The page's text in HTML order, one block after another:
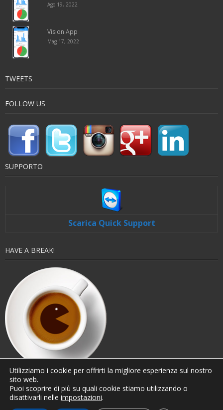
Ago 19, 2022
Vision App
Mag 17, 2022
TWEETS
FOLLOW US
SUPPORTO
Scarica Quick Support
HAVE A BREAK!
© 2025 Skylensoft® Group di A.Borrelli - Tutti i diritti riservati. Partita IVA
Utilizziamo i cookie per offrirti la migliore esperienza sul nostro
sito web.
Puoi scoprire di più su quali cookie stiamo utilizzando o
disattivarli nelle impostazioni.